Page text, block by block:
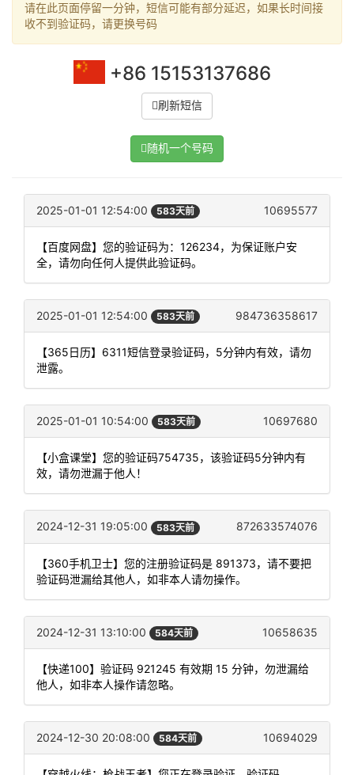
请在此页面停留一分钟，短信可能有部分延迟，如果长时间接
收不到验证码，请更换号码
+86 15153137686
刷新短信
随机一个号码
2025-01-01 12:54:00 583天前 10695577
【百度网盘】您的验证码为：126234，为保证账户安
全，请勿向任何人提供此验证码。
2025-01-01 12:54:00 583天前 984736358617
【365日历】6311短信登录验证码，5分钟内有效，请勿
泄露。
2025-01-01 10:54:00 583天前 10697680
【小盒课堂】您的验证码754735，该验证码5分钟内有
效，请勿泄漏于他人！
2024-12-31 19:05:00 583天前 872633574076
【360手机卫士】您的注册验证码是 891373，请不要把
验证码泄漏给其他人，如非本人请勿操作。
2024-12-31 13:10:00 584天前 10658635
【快递100】验证码 921245 有效期 15 分钟，勿泄漏给
他人，如非本人操作请忽略。
2024-12-30 20:08:00 584天前 10694029